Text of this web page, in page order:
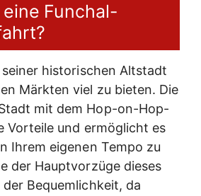
Funchal-
historischen Altstadt
Märkten viel zu bieten. Die
mit dem Hop-on-Hop-
Vorteile und ermöglicht es
Ihrem eigenen Tempo zu
der Hauptvorzüge dieses
Bequemlichkeit, da